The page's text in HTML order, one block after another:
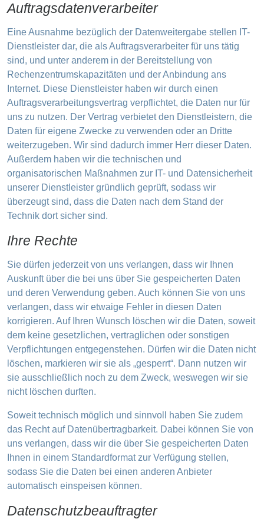
Auftragsdatenverarbeiter
Eine Ausnahme bezüglich der Datenweitergabe stellen IT-
Dienstleister dar, die als Auftragsverarbeiter für uns tätig
sind, und unter anderem in der Bereitstellung von
Rechenzentrumskapazitäten und der Anbindung ans
Internet. Diese Dienstleister haben wir durch einen
Auftragsverarbeitungsvertrag verpflichtet, die Daten nur für
uns zu nutzen. Der Vertrag verbietet den Dienstleistern, die
Daten für eigene Zwecke zu verwenden oder an Dritte
weiterzugeben. Wir sind dadurch immer Herr dieser Daten.
Außerdem haben wir die technischen und
organisatorischen Maßnahmen zur IT- und Datensicherheit
unserer Dienstleister gründlich geprüft, sodass wir
überzeugt sind, dass die Daten nach dem Stand der
Technik dort sicher sind.
Ihre Rechte
Sie dürfen jederzeit von uns verlangen, dass wir Ihnen
Auskunft über die bei uns über Sie gespeicherten Daten
und deren Verwendung geben. Auch können Sie von uns
verlangen, dass wir etwaige Fehler in diesen Daten
korrigieren. Auf Ihren Wunsch löschen wir die Daten, soweit
dem keine gesetzlichen, vertraglichen oder sonstigen
Verpflichtungen entgegenstehen. Dürfen wir die Daten nicht
löschen, markieren wir sie als „gesperrt“. Dann nutzen wir
sie ausschließlich noch zu dem Zweck, weswegen wir sie
nicht löschen durften.
Soweit technisch möglich und sinnvoll haben Sie zudem
das Recht auf Datenübertragbarkeit. Dabei können Sie von
uns verlangen, dass wir die über Sie gespeicherten Daten
Ihnen in einem Standardformat zur Verfügung stellen,
sodass Sie die Daten bei einen anderen Anbieter
automatisch einspeisen können.
Datenschutzbeauftragter